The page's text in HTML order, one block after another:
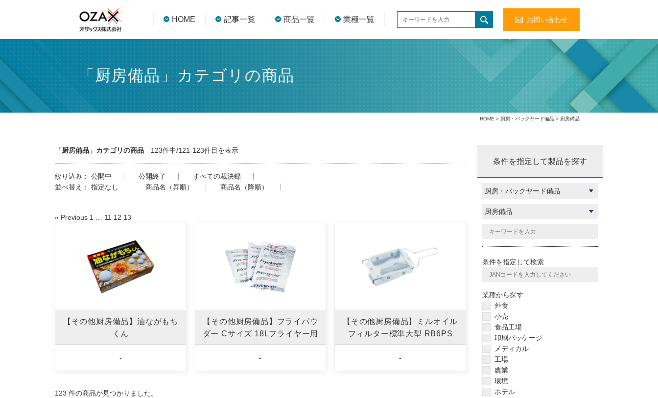
HOME 記事一覧 商品一覧 業種一覧 お問い合わせ
「厨房備品」カテゴリの商品
HOME > 厨房・バックヤード備品 > 厨房備品
「厨房備品」カテゴリの商品 123件中/121-123件目を表示
絞り込み： 公開中 公開終了
すべての裁決録
並べ替え：
指定なし 商品名（昇順） 商品名（降順）
« Previous 1 11 12 13
【その他厨房備品】油ながもち
くん
-
【その他厨房備品】フライパウ
ダー Cサイズ 18Lフライヤー用
-
【その他厨房備品】ミルオイル
フィルター標準大型 RB6PS
-
123 件の商品が見つかりました。
条件を指定して製品を探す
条件を指定して検索
業種から探す
外食
小売
食品工場
印刷パッケージ
メディカル
工場
農業
環境
ホテル